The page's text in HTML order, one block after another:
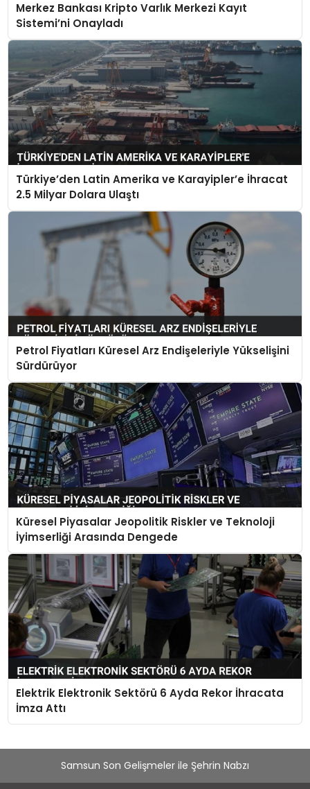
Merkez Bankası Kripto Varlık Merkezi Kayıt
Sistemi’ni Onayladı
Türkiye’den Latin Amerika ve Karayipler’e İhracat
2.5 Milyar Dolara Ulaştı
Petrol Fiyatları Küresel Arz Endişeleriyle Yükselişini
Sürdürüyor
Küresel Piyasalar Jeopolitik Riskler ve Teknoloji
İyimserliği Arasında Dengede
Elektrik Elektronik Sektörü 6 Ayda Rekor İhracata
İmza Attı
Samsun Son Gelişmeler ile Şehrin Nabzı